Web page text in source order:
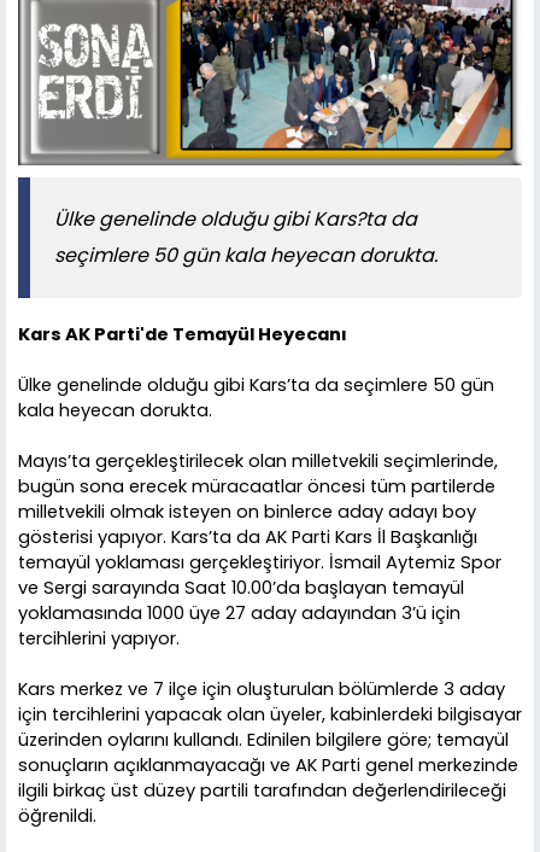
Ülke genelinde olduğu gibi Kars?ta da
seçimlere 50 gün kala heyecan dorukta.
Kars AK Parti'de Temayül Heyecanı
Ülke genelinde olduğu gibi Kars’ta da seçimlere 50 gün
kala heyecan dorukta.
Mayıs’ta gerçekleştirilecek olan milletvekili seçimlerinde,
bugün sona erecek müracaatlar öncesi tüm partilerde
milletvekili olmak isteyen on binlerce aday adayı boy
gösterisi yapıyor. Kars’ta da AK Parti Kars İl Başkanlığı
temayül yoklaması gerçekleştiriyor. İsmail Aytemiz Spor
ve Sergi sarayında Saat 10.00’da başlayan temayül
yoklamasında 1000 üye 27 aday adayından 3’ü için
tercihlerini yapıyor.
Kars merkez ve 7 ilçe için oluşturulan bölümlerde 3 aday
için tercihlerini yapacak olan üyeler, kabinlerdeki bilgisayar
üzerinden oylarını kullandı. Edinilen bilgilere göre; temayül
sonuçların açıklanmayacağı ve AK Parti genel merkezinde
ilgili birkaç üst düzey partili tarafından değerlendirileceği
öğrenildi.